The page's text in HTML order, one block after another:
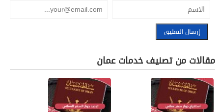
مقالات من تصنيف خدمات عمان